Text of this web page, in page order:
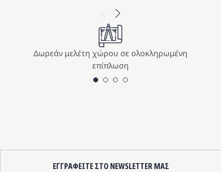
Previous
Next
Δωρεάν μελέτη χώρου σε ολοκληρωμένη
επίπλωση
ΕΓΓΡΑΦΕΙΤΕ ΣΤΟ NEWSLETTER ΜΑΣ